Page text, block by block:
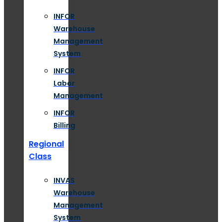
INFOR
Warehouse
Management
System
INFOR
Labor
Management
INFOR
Billing
Regional
Class
INVAS
Warehouse
Management
System